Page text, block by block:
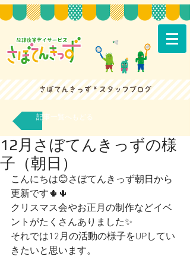
記事一覧へもどる
12月さぼてんきっずの様
子（朝日）
こんにちは😊さぼてんきっず朝日から
更新です🌵🌵
クリスマス会やお正月の制作などイベ
ントがたくさんありました✨
それでは12月の活動の様子をUPしてい
きたいと思います。